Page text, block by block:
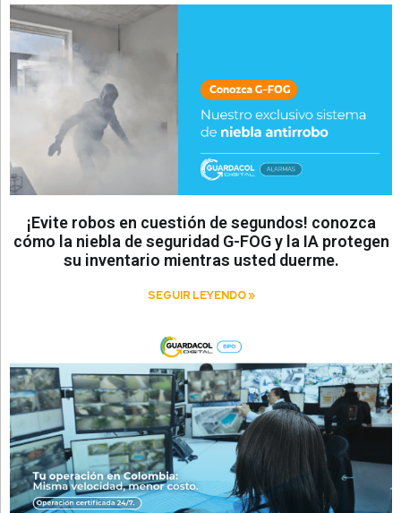
¡Evite robos en cuestión de segundos! conozca
cómo la niebla de seguridad G-FOG y la IA protegen
su inventario mientras usted duerme.
SEGUIR LEYENDO »